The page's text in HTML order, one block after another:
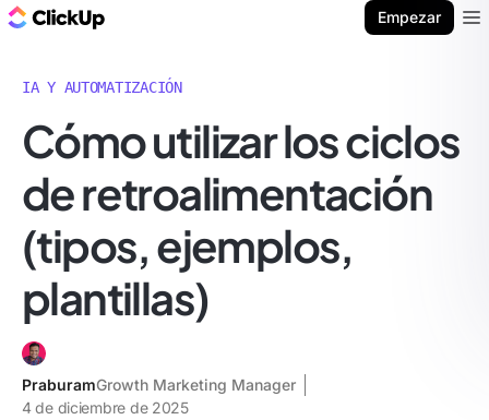
Empezar
IA Y AUTOMATIZACIÓN
Cómo utilizar los ciclos
de retroalimentación
(tipos, ejemplos,
plantillas)
PraburamGrowth Marketing Manager
4 de diciembre de 2025